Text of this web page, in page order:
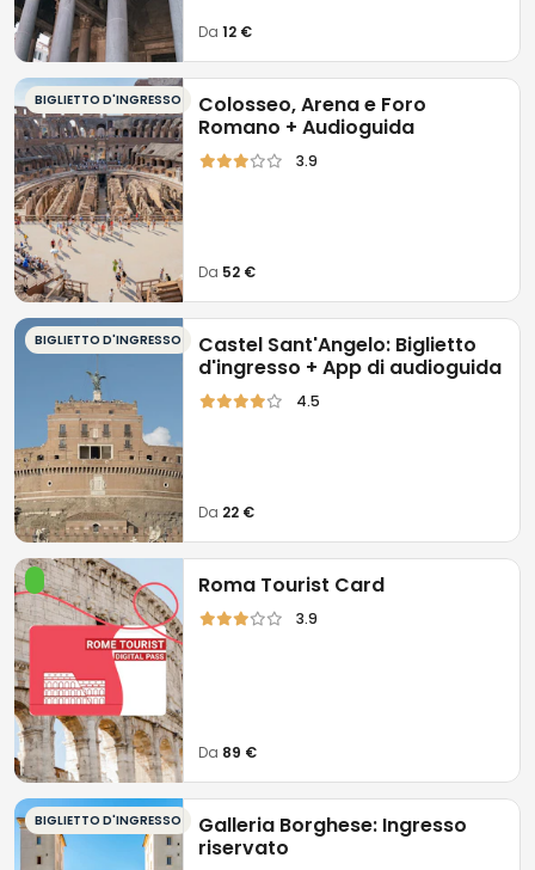
Da12 €
BIGLIETTO D'INGRESSO
Colosseo, Arena e Foro
Romano + Audioguida
3.9
Da 52 €
BIGLIETTO D'INGRESSO
Castel Sant'Angelo: Biglietto
d'ingresso + App di audioguida
4.5
Da 22 €
Roma Tourist Card
3.9
Da 89 €
BIGLIETTO D'INGRESSO
Galleria Borghese: Ingresso
riservato